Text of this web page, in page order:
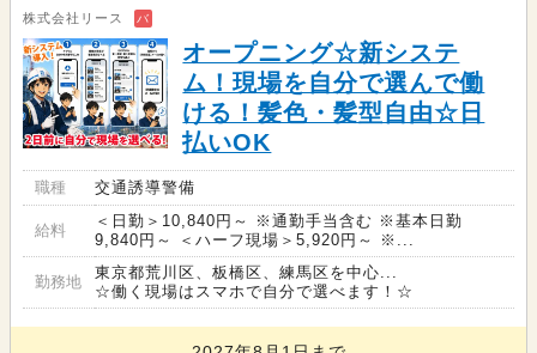
株式会社リース バ
オープニング☆新システ
ム！現場を自分で選んで働
ける！髪色・髪型自由☆日
払いOK
職種 交通誘導警備
給料
＜日勤＞10,840円～ ※通勤手当含む ※基本日勤
9,840円～ ＜ハーフ現場＞5,920円～ ※...
勤務地
東京都荒川区、板橋区、練馬区を中心...
☆働く現場はスマホで自分で選べます！☆